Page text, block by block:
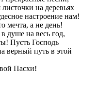
на деревьях
настроение нам!
мечта, а не день!
душе на весь год,
Пусть Господь
верный путь в этой
Пасхи!